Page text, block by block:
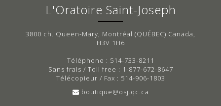
L'Oratoire Saint-Joseph
3800 ch. Queen-Mary, Montréal (QUÉBEC) Canada,
H3V 1H6
Téléphone : 514-733-8211
Sans frais / Toll free : 1-877-672-8647
Télécopieur / Fax : 514-906-1803
boutique@osj.qc.ca